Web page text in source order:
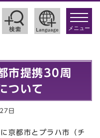
toggle
メニュー
市提携30周
ついて
日
京都市とプラハ市（チ